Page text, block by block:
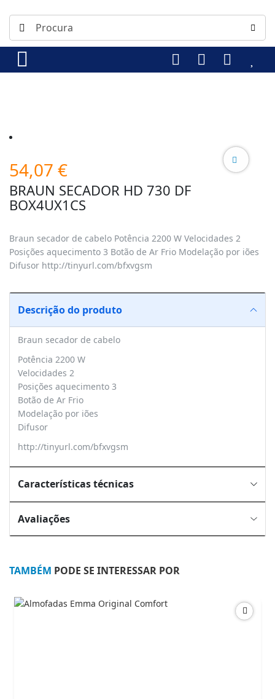
54,07 €
BRAUN SECADOR HD 730 DF
BOX4UX1CS
Braun secador de cabelo Potência 2200 W Velocidades 2
Posições aquecimento 3 Botão de Ar Frio Modelação por iões
Difusor http://tinyurl.com/bfxvgsm
Descrição do produto
Braun secador de cabelo
Potência 2200 W
Velocidades 2
Posições aquecimento 3
Botão de Ar Frio
Modelação por iões
Difusor
http://tinyurl.com/bfxvgsm
Características técnicas
Avaliações
TAMBÉM PODE SE INTERESSAR POR